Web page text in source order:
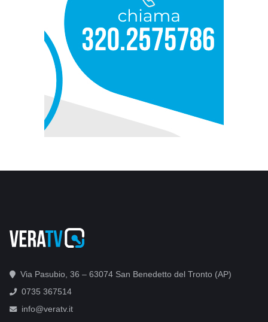
Via Pasubio, 36 – 63074 San Benedetto del Tronto (AP)
0735 367514
info@veratv.it